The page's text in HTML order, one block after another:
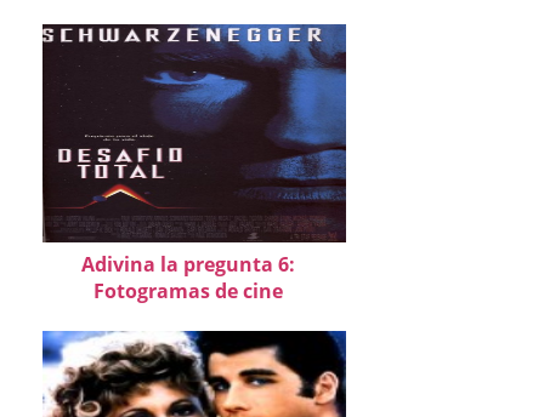
Adivina la pregunta 6:
Fotogramas de cine